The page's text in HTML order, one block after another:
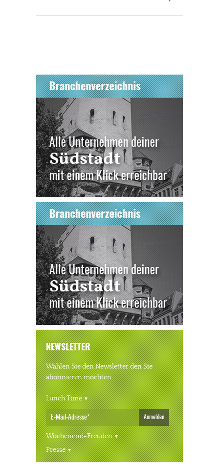
« ALLE VERANSTALTUNGEN
NEWSLETTER
Wählen Sie den Newsletter den Sie
abonnieren möchten.
Lunch Time
Anmelden
Wochenend-Freuden
Presse